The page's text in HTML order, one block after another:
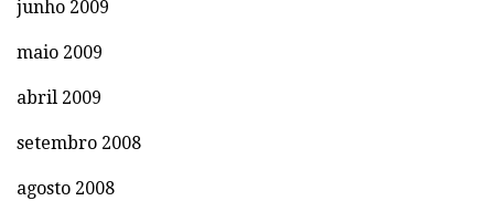
junho 2009
maio 2009
abril 2009
setembro 2008
agosto 2008